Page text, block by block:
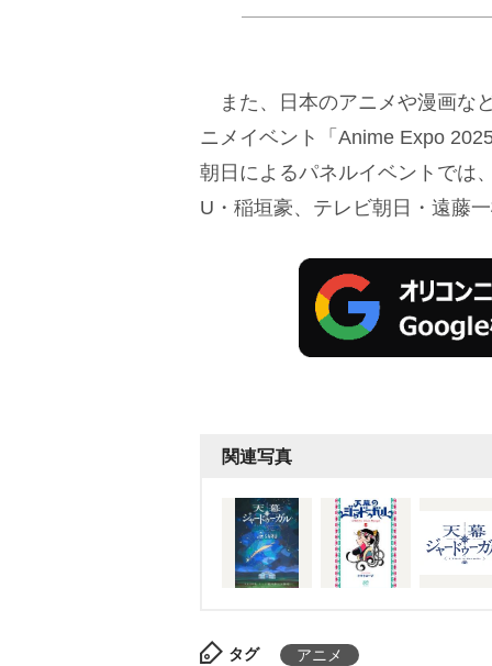
また、日本のアニメや漫画な
ニメイベント「Anime Expo
朝日によるパネルイベントでは
U・稲垣豪、テレビ朝日・遠藤
関連写真
タグ アニメ